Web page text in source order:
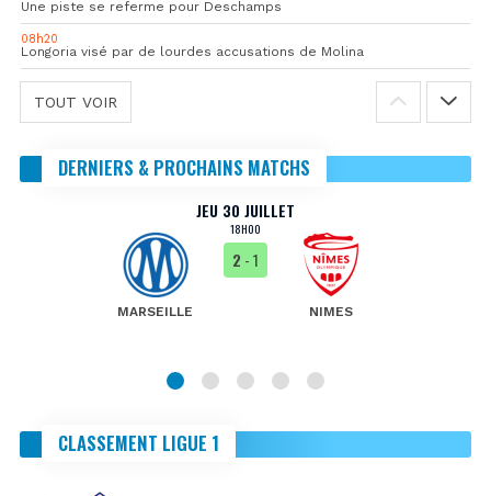
Une piste se referme pour Deschamps
08h20
Longoria visé par de lourdes accusations de Molina
TOUT VOIR
DERNIERS & PROCHAINS MATCHS
JEU 30 JUILLET
18H00
MARSEILLE
2 - 1
NIMES
CLASSEMENT LIGUE 1